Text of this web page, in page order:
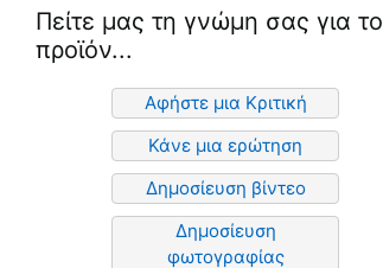
Πείτε μας τη γνώμη σας για το
προϊόν...
Αφήστε μια Κριτική
Κάνε μια ερώτηση
Δημοσίευση βίντεο
Δημοσίευση
φωτογραφίας